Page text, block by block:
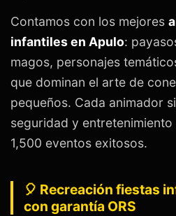
Contamos con los mejores
infantiles en Apulo:
magos, personajes
que dominan el arte de
pequeños. Cada animador
seguridad y
1,500 eventos exitosos.
🎈 Recreación fiestas
con garantía ORS